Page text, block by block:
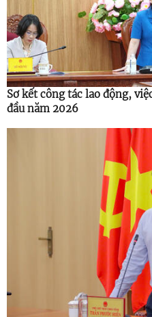
Sơ kết công tác lao động,
đầu năm 2026